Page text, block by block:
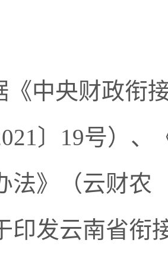
《中央财政衔
〕19号）、
法》（云财农
印发云南省衔